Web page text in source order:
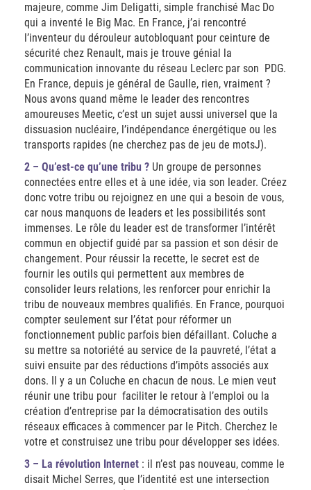
majeure, comme Jim Deligatti, simple franchisé Mac Do
qui a inventé le Big Mac. En France, j’ai rencontré
l’inventeur du dérouleur autobloquant pour ceinture de
sécurité chez Renault, mais je trouve génial la
communication innovante du réseau Leclerc par son PDG.
En France, depuis je général de Gaulle, rien, vraiment ?
Nous avons quand même le leader des rencontres
amoureuses Meetic, c’est un sujet aussi universel que la
dissuasion nucléaire, l’indépendance énergétique ou les
transports rapides (ne cherchez pas de jeu de motsJ).
2 – Qu’est-ce qu’une tribu ? Un groupe de personnes
connectées entre elles et à une idée, via son leader. Créez
donc votre tribu ou rejoignez en une qui a besoin de vous,
car nous manquons de leaders et les possibilités sont
immenses. Le rôle du leader est de transformer l’intérêt
commun en objectif guidé par sa passion et son désir de
changement. Pour réussir la recette, le secret est de
fournir les outils qui permettent aux membres de
consolider leurs relations, les renforcer pour enrichir la
tribu de nouveaux membres qualifiés. En France, pourquoi
compter seulement sur l’état pour réformer un
fonctionnement public parfois bien défaillant. Coluche a
su mettre sa notoriété au service de la pauvreté, l’état a
suivi ensuite par des réductions d’impôts associés aux
dons. Il y a un Coluche en chacun de nous. Le mien veut
réunir une tribu pour faciliter le retour à l’emploi ou la
création d’entreprise par la démocratisation des outils
réseaux efficaces à commencer par le Pitch. Cherchez le
votre et construisez une tribu pour développer ses idées.
3 – La révolution Internet : il n’est pas nouveau, comme le
disait Michel Serres, que l’identité est une intersection